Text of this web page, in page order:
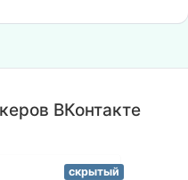
ВКонтакте
скрытый